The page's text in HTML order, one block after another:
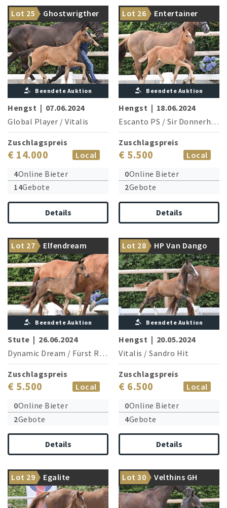
Lot 25 Ghostwrigther
Prämienhengst Blue Hors
Fortron ist der Onkel
Beendete Auktion
Hengst | 07.06.2024
Global Player / Vitalis
Zuschlagspreis
€ 14.000
Local
4Online Bieter
14Gebote
Details
Lot 26 Entertainer
Stamm von Rubin Royal OLD
Beendete Auktion
Hengst | 18.06.2024
Escanto PS / Sir Donnerhall I
Zuschlagspreis
€ 5.500
Local
0Online Bieter
2Gebote
Details
Lot 27 Elfendream
Ausnahmefohlen aus dem
Elfen-Stamm
Beendete Auktion
Stute | 26.06.2024
Dynamic Dream / Fürst Romancier
Zuschlagspreis
€ 5.500
Local
0Online Bieter
2Gebote
Details
Lot 28 HP Van Dango
Aus dem Stamm: Fürst
Wilhelm & Franklin’s Love
Beendete Auktion
Hengst | 20.05.2024
Vitalis / Sandro Hit
Zuschlagspreis
€ 6.500
Local
0Online Bieter
4Gebote
Details
Lot 29 Egalite
Bewegungskönigin aus
einem Welt-Stamm
Lot 30 Velthins GH
Edel-Rappe mit großem
Potential